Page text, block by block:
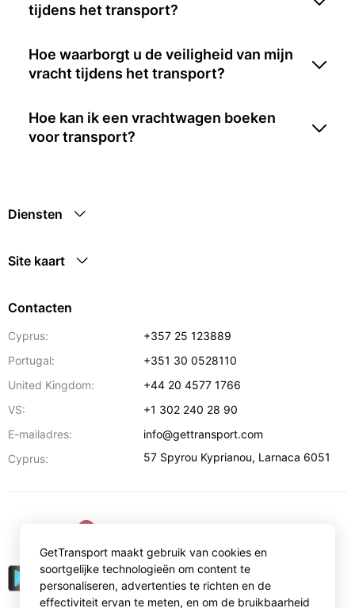
tijdens het transport?
Hoe waarborgt u de veiligheid van mijn
vracht tijdens het transport?
Hoe kan ik een vrachtwagen boeken
voor transport?
Diensten
Site kaart
Contacten
Cyprus:
+357 25 123889
Portugal:
+351 30 0528110
United Kingdom:
+44 20 4577 1766
VS:
+1 302 240 28 90
E-mailadres:
info@gettransport.com
Cyprus:
57 Spyrou Kyprianou, Larnaca 6051
GetTransport maakt gebruik van cookies en
soortgelijke technologieën om content te
personaliseren, advertenties te richten en de
effectiviteit ervan te meten, en om de bruikbaarheid